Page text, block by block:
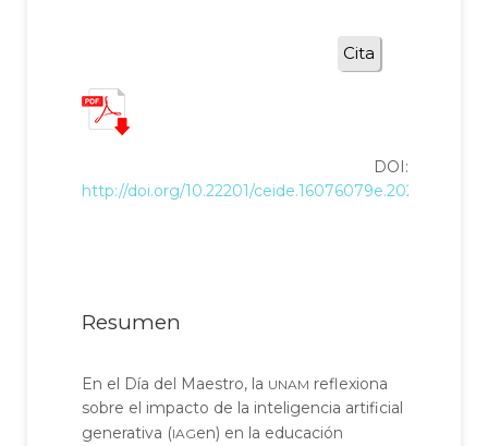
Cita
DOI:
http://doi.org/10.22201/ceide.16076079e.2026.27.2.16
Resumen
En el Día del Maestro, la unam reflexiona
sobre el impacto de la inteligencia artificial
generativa (iagen) en la educación